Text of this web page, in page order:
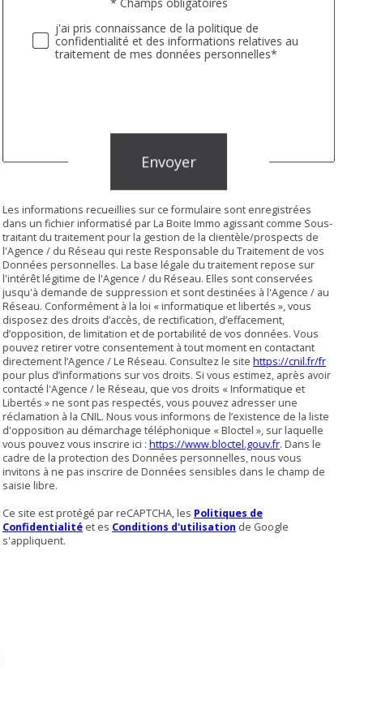
Validation
j'ai pris connaissance de la politique de
confidentialité et des informations relatives au
traitement de mes données personnelles*
Envoyer
Les informations recueillies sur ce formulaire sont enregistrées
dans un fichier informatisé par La Boite Immo agissant comme Sous-
traitant du traitement pour la gestion de la clientèle/prospects de
l'Agence / du Réseau qui reste Responsable du Traitement de vos
Données personnelles. La base légale du traitement repose sur
l'intérêt légitime de l'Agence / du Réseau. Elles sont conservées
jusqu'à demande de suppression et sont destinées à l'Agence / au
Réseau. Conformément à la loi « informatique et libertés », vous
disposez des droits d’accès, de rectification, d’effacement,
d’opposition, de limitation et de portabilité de vos données. Vous
pouvez retirer votre consentement à tout moment en contactant
directement l’Agence / Le Réseau. Consultez le site https://cnil.fr/fr
pour plus d’informations sur vos droits. Si vous estimez, après avoir
contacté l'Agence / le Réseau, que vos droits « Informatique et
Libertés » ne sont pas respectés, vous pouvez adresser une
réclamation à la CNIL. Nous vous informons de l’existence de la liste
d'opposition au démarchage téléphonique « Bloctel », sur laquelle
vous pouvez vous inscrire ici : https://www.bloctel.gouv.fr. Dans le
cadre de la protection des Données personnelles, nous vous
invitons à ne pas inscrire de Données sensibles dans le champ de
saisie libre.
Ce site est protégé par reCAPTCHA, les Politiques de
Confidentialité et es Conditions d'utilisation de Google
s'appliquent.